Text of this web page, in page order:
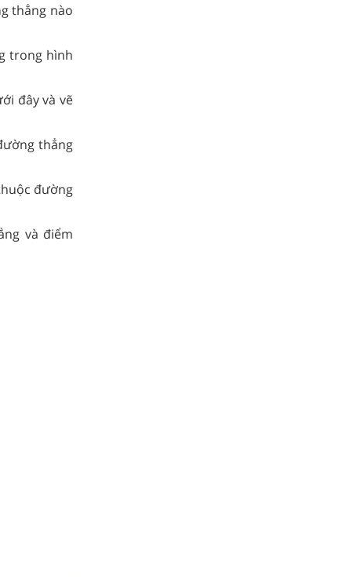
thẳng nào
trong hình
đây và vẽ
thẳng
đường
và điểm